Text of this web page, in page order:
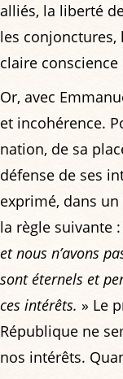
alliés, la liberté
les
claire
Or, avec
et incohérence.
nation, de sa
défense de ses
exprimé, dans
la règle suivante :
et nous n’avons
sont éternels et
ces intérêts. » Le
République ne
nos intérêts.